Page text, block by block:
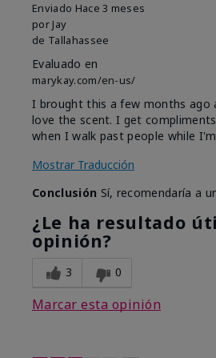
Enviado Hace 3 meses
por Jay
de Tallahassee
Evaluado en
marykay.com/en-us/
I brought this a few months ago
love the scent. I get
when I walk past people while
Mostrar Traducción
Conclusión Sí, recomendaría a
¿Le ha resultado
opinión?
3 0
Marcar esta opinión